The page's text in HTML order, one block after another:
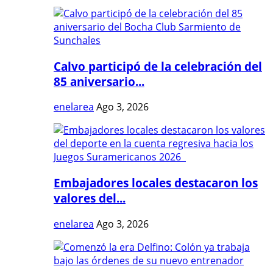
Calvo participó de la celebración del
85 aniversario...
enelarea Ago 3, 2026
Embajadores locales destacaron los
valores del...
enelarea Ago 3, 2026